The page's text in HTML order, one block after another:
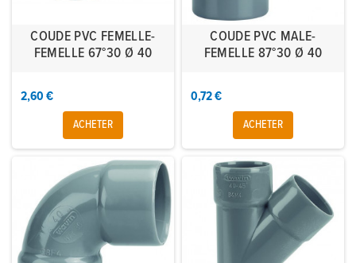
COUDE PVC FEMELLE-
FEMELLE 67°30 Ø 40
2,60 €
ACHETER
COUDE PVC MALE-
FEMELLE 87°30 Ø 40
0,72 €
ACHETER